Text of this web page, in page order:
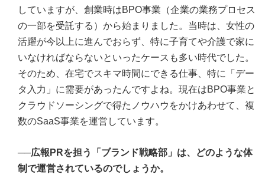
していますが、創業時はBPO事業（企業の業務プロセス
の一部を受託する）から始まりました。当時は、女性の
活躍が今以上に進んでおらず、特に子育てや介護で家に
いなければならないといったケースも多い時代でした。
そのため、在宅でスキマ時間にできる仕事、特に「デー
タ入力」に需要があったんですよね。現在はBPO事業と
クラウドソーシングで得たノウハウをかけあわせて、複
数のSaaS事業を運営しています。
──広報PRを担う「ブランド戦略部」は、どのような体
制で運営されているのでしょうか。